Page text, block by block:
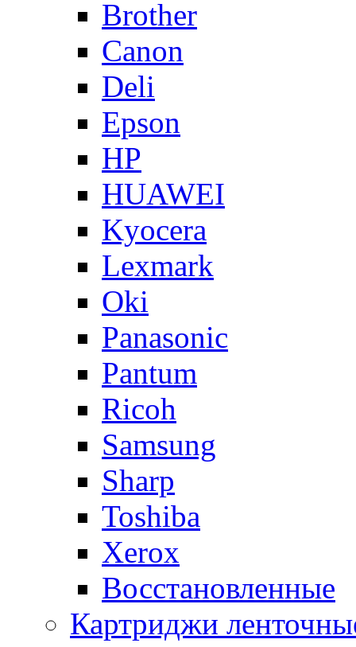
Brother
Canon
Deli
Epson
HP
HUAWEI
Kyocera
Lexmark
Oki
Panasonic
Pantum
Ricoh
Samsung
Sharp
Toshiba
Xerox
Восстановленные
Картриджи